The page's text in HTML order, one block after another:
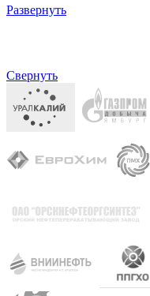
Развернуть
Свернуть